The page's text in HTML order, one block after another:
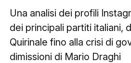
Chi siamo
Una analisi dei profili
dei principali partiti italiani,
Quirinale fino alla crisi di
dimissioni di Mario Draghi